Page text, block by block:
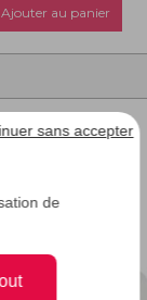
de
sans accepter
Ajouter au panier